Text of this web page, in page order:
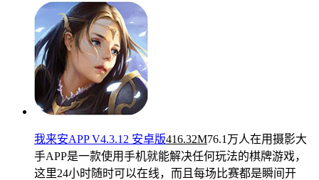
我来安APP V4.3.12 安卓版416.32M76.1万人在用摄影大
手APP是一款使用手机就能解决任何玩法的棋牌游戏，
这里24小时随时可以在线，而且每场比赛都是瞬间开